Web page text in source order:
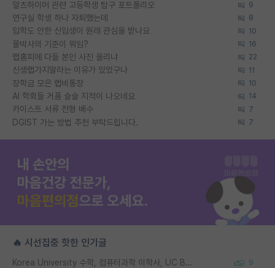
알츠하이머 관련 고등학생 탐구 포트폴리오 9
연구실 학생 하나 자퇴했는데 8
입학도 안한 신입생이 원래 관심을 받나요 10
물박사의 기준이 뭐임? 16
랩홈피에 다들 본인 사진 올리냐 22
신생랩가지말라는 이유가 있었구나 11
장학금 모은 랩비통장 10
AI 학회들 거품 슬슬 지적이 나오네요 14
카이스트 서류 전형 배수 7
DGIST 가는 방법 추천 부탁드립니다. 7
🔥 시선집중 핫한 인기글
Korea University 수학, 컴퓨터과학 이학사, UC Berkeley 산업공학 대학원 공학박사가 되는 것은 쉽지 않겠죠? 9